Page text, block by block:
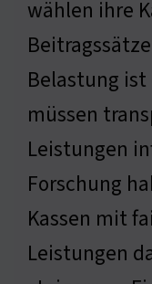
wählen ihre
Belastung
müssen
Leistungen
Forschung
Kassen mit
Leistungen